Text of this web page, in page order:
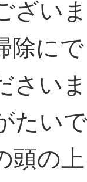
ざい
除に
さい
たい
頭の